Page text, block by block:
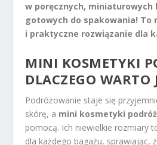
w poręcznych, miniaturowych
gotowych do spakowania! To
i praktyczne rozwiązanie dla
MINI KOSMETYKI
DLACZEGO WARTO
Podróżowanie staje się
skórę, a mini kosmetyki
pomocą. Ich niewielkie rozmiary
dla każdego bagażu, sprawiając,